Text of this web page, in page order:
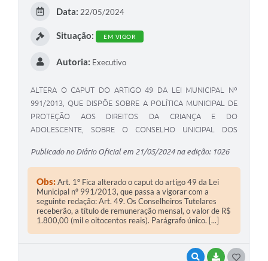
VISUALIZAR
BAIXAR
Data: 22/05/2024
Situação: EM VIGOR
Autoria: Executivo
ALTERA O CAPUT DO ARTIGO 49 DA LEI MUNICIPAL Nº
991/2013, QUE DISPÕE SOBRE A POLÍTICA MUNICIPAL DE
PROTEÇÃO AOS DIREITOS DA CRIANÇA E DO
ADOLESCENTE, SOBRE O CONSELHO UNICIPAL DOS
MUNICIPAL DOS DIREITOS DA CRIANÇA E DO
ADOLESCENTE, O SISTEMA MUNICIPAL DE ATENDIMENTO
SOCIOEDUCATIVO E O CONSELHO TUTELAR.
Publicado no Diário Oficial em 21/05/2024 na edição: 1026
Obs:Art. 1º Fica alterado o caput do artigo 49 da Lei
Municipal nº 991/2013, que passa a vigorar com a
seguinte redação: Art. 49. Os Conselheiros Tutelares
receberão, a título de remuneração mensal, o valor de R$
1.800,00 (mil e oitocentos reais). Parágrafo único. [...]